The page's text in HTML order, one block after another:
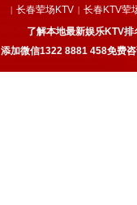
| 长春荤场KTV | 长春KTV荤
了解本地最新娱乐KTV
添加微信1322 8881 458免费